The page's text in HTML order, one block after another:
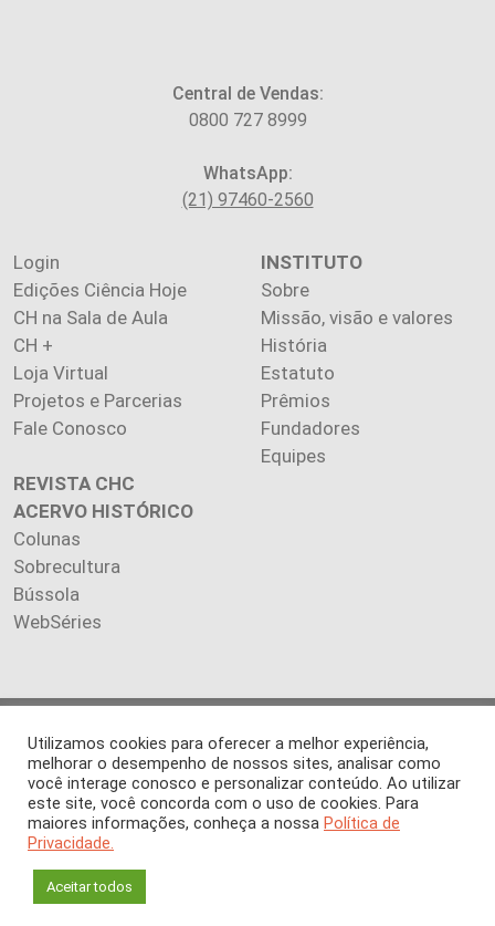
Central de Vendas:
0800 727 8999
WhatsApp:
(21) 97460-2560
Login
Edições Ciência Hoje
CH na Sala de Aula
CH +
Loja Virtual
Projetos e Parcerias
Fale Conosco
INSTITUTO
Sobre
Missão, visão e valores
História
Estatuto
Prêmios
Fundadores
Equipes
REVISTA CHC
ACERVO HISTÓRICO
Colunas
Sobrecultura
Bússola
WebSéries
Copyright 2026 INSTITUTO CIÊNCIA HOJE. Todos os direitos
reservados.
Os artigos publicados na revista refletem exclusivamente a
opinião de seus autores.
É proibida a reprodução, integral ou parcial, do conteúdo (imagens
Utilizamos cookies para oferecer a melhor experiência,
melhorar o desempenho de nossos sites, analisar como
você interage conosco e personalizar conteúdo. Ao utilizar
este site, você concorda com o uso de cookies. Para
maiores informações, conheça a nossa Política de
Privacidade.
Aceitar todos